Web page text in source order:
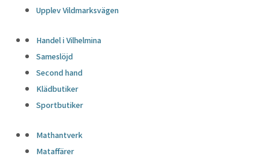
Upplev Vildmarksvägen
Handel i Vilhelmina
Sameslöjd
Second hand
Klädbutiker
Sportbutiker
Mathantverk
Mataffärer